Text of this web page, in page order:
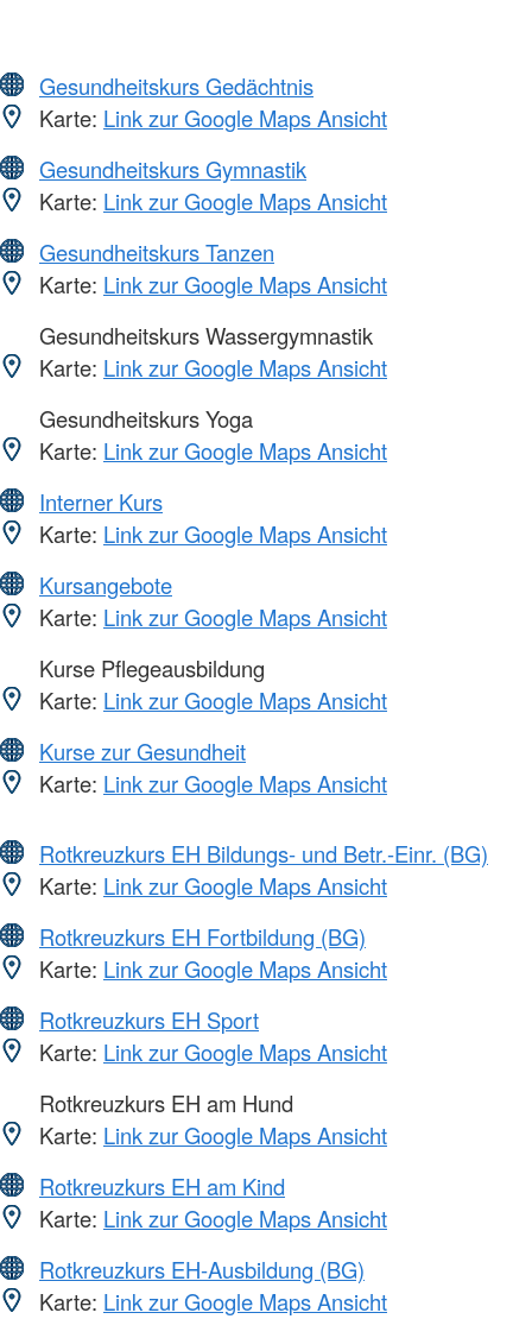
Gesundheitskurs Gedächtnis
Karte: Link zur Google Maps Ansicht
Gesundheitskurs Gymnastik
Karte: Link zur Google Maps Ansicht
Gesundheitskurs Tanzen
Karte: Link zur Google Maps Ansicht
Gesundheitskurs Wassergymnastik
Karte: Link zur Google Maps Ansicht
Gesundheitskurs Yoga
Karte: Link zur Google Maps Ansicht
Interner Kurs
Karte: Link zur Google Maps Ansicht
Kursangebote
Karte: Link zur Google Maps Ansicht
Kurse Pflegeausbildung
Karte: Link zur Google Maps Ansicht
Kurse zur Gesundheit
Karte: Link zur Google Maps Ansicht
Rotkreuzkurs EH Bildungs- und Betr.-Einr. (BG)
Karte: Link zur Google Maps Ansicht
Rotkreuzkurs EH Fortbildung (BG)
Karte: Link zur Google Maps Ansicht
Rotkreuzkurs EH Sport
Karte: Link zur Google Maps Ansicht
Rotkreuzkurs EH am Hund
Karte: Link zur Google Maps Ansicht
Rotkreuzkurs EH am Kind
Karte: Link zur Google Maps Ansicht
Rotkreuzkurs EH-Ausbildung (BG)
Karte: Link zur Google Maps Ansicht